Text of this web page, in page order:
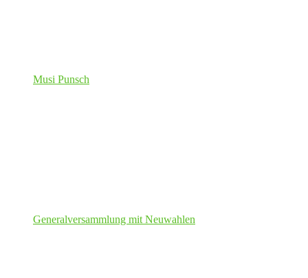
Musi Punsch
Generalversammlung mit Neuwahlen